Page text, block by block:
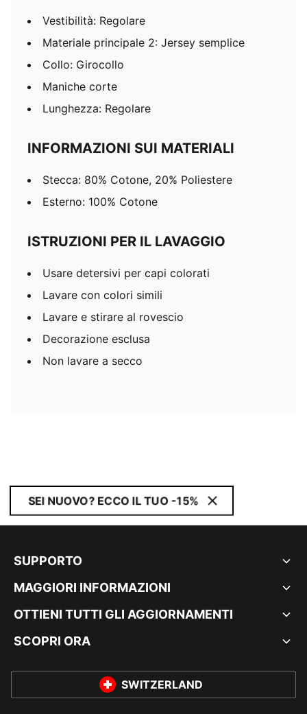
Vestibilità: Regolare
Materiale principale 2: Jersey semplice
Collo: Girocollo
Maniche corte
Lunghezza: Regolare
INFORMAZIONI SUI MATERIALI
Stecca: 80% Cotone, 20% Poliestere
Esterno: 100% Cotone
ISTRUZIONI PER IL LAVAGGIO
Usare detersivi per capi colorati
Lavare con colori simili
Lavare e stirare al rovescio
Decorazione esclusa
Non lavare a secco
SEI NUOVO? ECCO IL TUO -15%
SUPPORTO
MAGGIORI INFORMAZIONI
OTTIENI TUTTI GLI AGGIORNAMENTI
SCOPRI ORA
SWITZERLAND